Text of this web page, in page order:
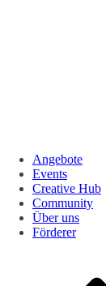
Angebote
Events
Creative Hub
Community
Über uns
Förderer